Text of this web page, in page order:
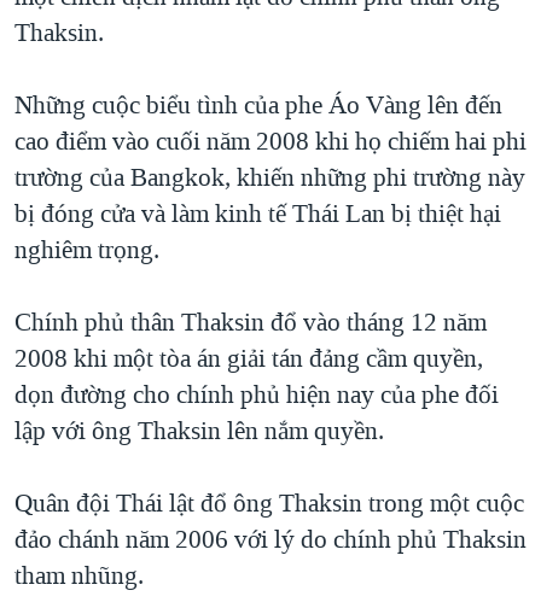
Thaksin.
Những cuộc biểu tình của phe Áo Vàng lên đến
cao điểm vào cuối năm 2008 khi họ chiếm hai phi
trường của Bangkok, khiến những phi trường này
bị đóng cửa và làm kinh tế Thái Lan bị thiệt hại
nghiêm trọng.
Chính phủ thân Thaksin đổ vào tháng 12 năm
2008 khi một tòa án giải tán đảng cầm quyền,
dọn đường cho chính phủ hiện nay của phe đối
lập với ông Thaksin lên nắm quyền.
Quân đội Thái lật đổ ông Thaksin trong một cuộc
đảo chánh năm 2006 với lý do chính phủ Thaksin
tham nhũng.